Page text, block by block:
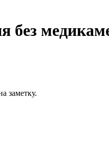
без
заметку.